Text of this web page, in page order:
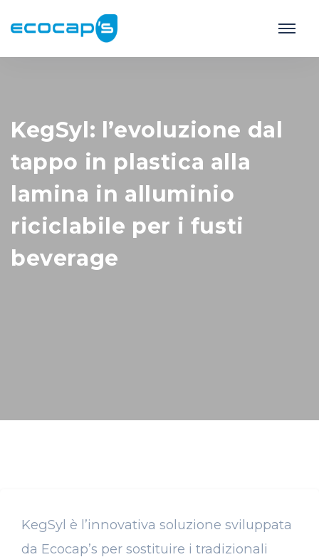
KegSyl: l’evoluzione dal
tappo in plastica alla
lamina in alluminio
riciclabile per i fusti
beverage
KegSyl è l’innovativa soluzione sviluppata
da Ecocap’s per sostituire i tradizionali